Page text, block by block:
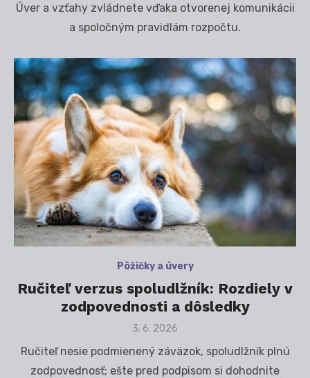
Úver a vzťahy zvládnete vďaka otvorenej komunikácii
a spoločným pravidlám rozpočtu.
Pôžičky a úvery
Ručiteľ verzus spoludlžník: Rozdiely v
zodpovednosti a dôsledky
Posted
3. 6. 2026
Ručiteľ nesie podmienený záväzok, spoludlžník plnú
zodpovednosť; ešte pred podpisom si dohodnite